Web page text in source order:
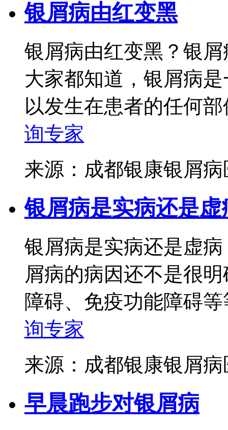
银屑病由红变黑
银屑病由红变黑？银
大家都知道，银屑病
以发生在患者的任何
询专家
来源：成都银康银屑
银屑病是实病还是虚
银屑病是实病还是虚
屑病的病因还不是很
障碍、免疫功能障碍
询专家
来源：成都银康银屑
早晨跑步对银屑病